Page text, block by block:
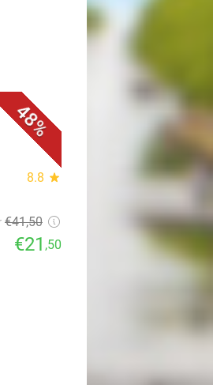
48%
8.8 star
€41,50
€21 ,50